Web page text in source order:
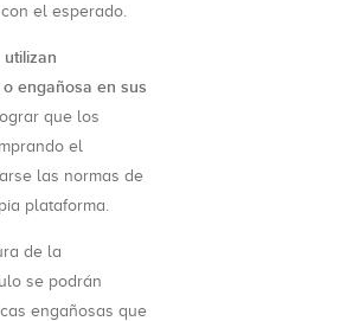
el esperado.
engañosa en sus
que los
el
las normas de
plataforma.
de la
se podrán
engañosas que